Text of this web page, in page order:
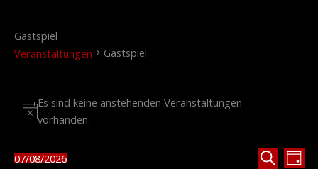
Gastspiel
Veranstaltungen
Gastspiel
für
August
2026
Hinweis
Es sind keine anstehenden Veranstaltungen
vorhanden.
Tag
07/08/2026